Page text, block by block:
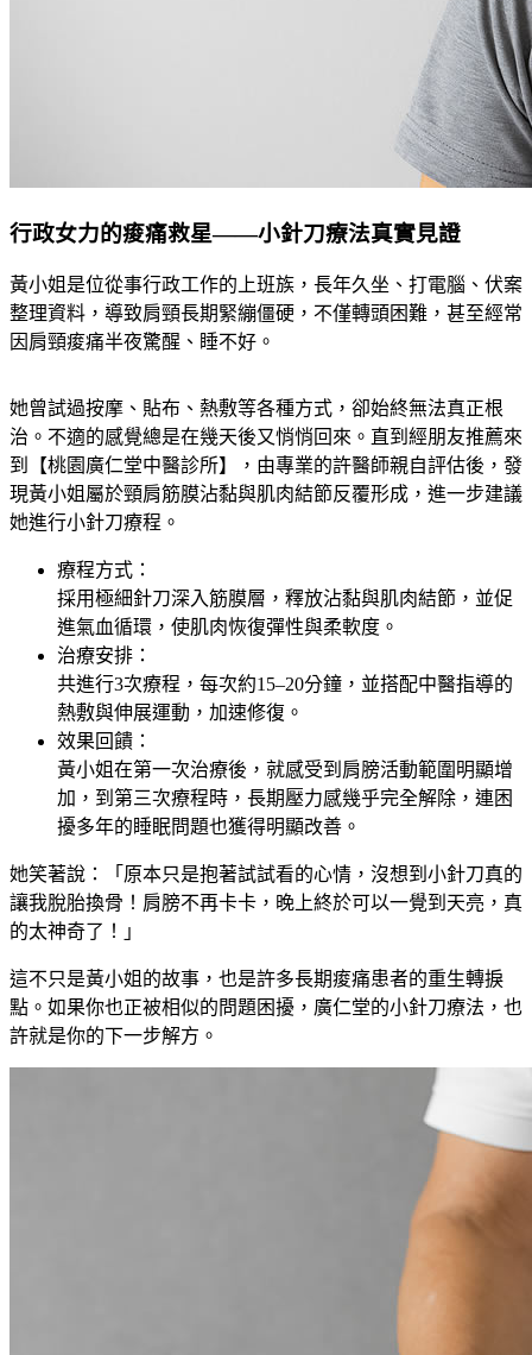
行政女力的痠痛救星——小針刀療法真實見證
黃小姐是位從事行政工作的上班族，長年久坐、打電腦、伏案
整理資料，導致肩頸長期緊繃僵硬，不僅轉頭困難，甚至經常
因肩頸痠痛半夜驚醒、睡不好。
她曾試過按摩、貼布、熱敷等各種方式，卻始終無法真正根
治。不適的感覺總是在幾天後又悄悄回來。直到經朋友推薦來
到【桃園廣仁堂中醫診所】，由專業的許醫師親自評估後，發
現黃小姐屬於頸肩筋膜沾黏與肌肉結節反覆形成，進一步建議
她進行小針刀療程。
療程方式：
採用極細針刀深入筋膜層，釋放沾黏與肌肉結節，並促
進氣血循環，使肌肉恢復彈性與柔軟度。
治療安排：
共進行3次療程，每次約15–20分鐘，並搭配中醫指導的
熱敷與伸展運動，加速修復。
效果回饋：
黃小姐在第一次治療後，就感受到肩膀活動範圍明顯增
加，到第三次療程時，長期壓力感幾乎完全解除，連困
擾多年的睡眠問題也獲得明顯改善。
她笑著說：「原本只是抱著試試看的心情，沒想到小針刀真的
讓我脫胎換骨！肩膀不再卡卡，晚上終於可以一覺到天亮，真
的太神奇了！」
這不只是黃小姐的故事，也是許多長期痠痛患者的重生轉捩
點。如果你也正被相似的問題困擾，廣仁堂的小針刀療法，也
許就是你的下一步解方。